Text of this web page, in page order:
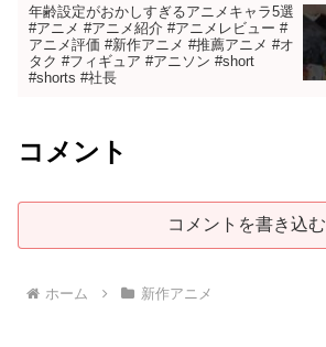
年齢設定がおかしすぎるアニメキャラ5選
#アニメ #アニメ紹介 #アニメレビュー #
アニメ評価 #新作アニメ #推薦アニメ #オ
タク #フィギュア #アニソン #short
#shorts #社長
コメント
コメントを書き込む
ホーム 新作アニメ